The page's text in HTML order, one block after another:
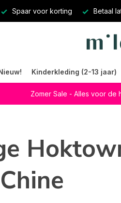
Spaar voor korting Betaal
Kinderkleding (2-13 jaar)
Zomer Sale - Alles voor de